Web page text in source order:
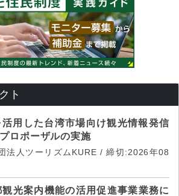
ト
用した台湾市場向け観光情報発信
ロポーザルの実施
法人ツーリズムKURE / 締切:2026年08
光案内機能の活用促進事業業務に